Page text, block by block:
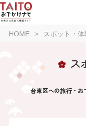
HOME スポット・体
ス
台東区への旅行・